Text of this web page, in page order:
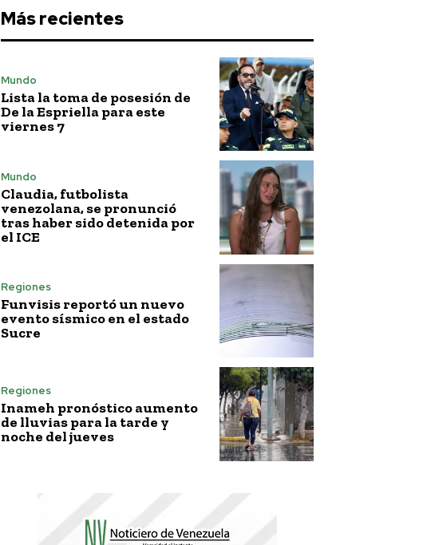
Más recientes
Mundo
Lista la toma de posesión de
De la Espriella para este
viernes 7
Mundo
Claudia, futbolista
venezolana, se pronunció
tras haber sido detenida por
el ICE
Regiones
Funvisis reportó un nuevo
evento sísmico en el estado
Sucre
Regiones
Inameh pronóstico aumento
de lluvias para la tarde y
noche del jueves